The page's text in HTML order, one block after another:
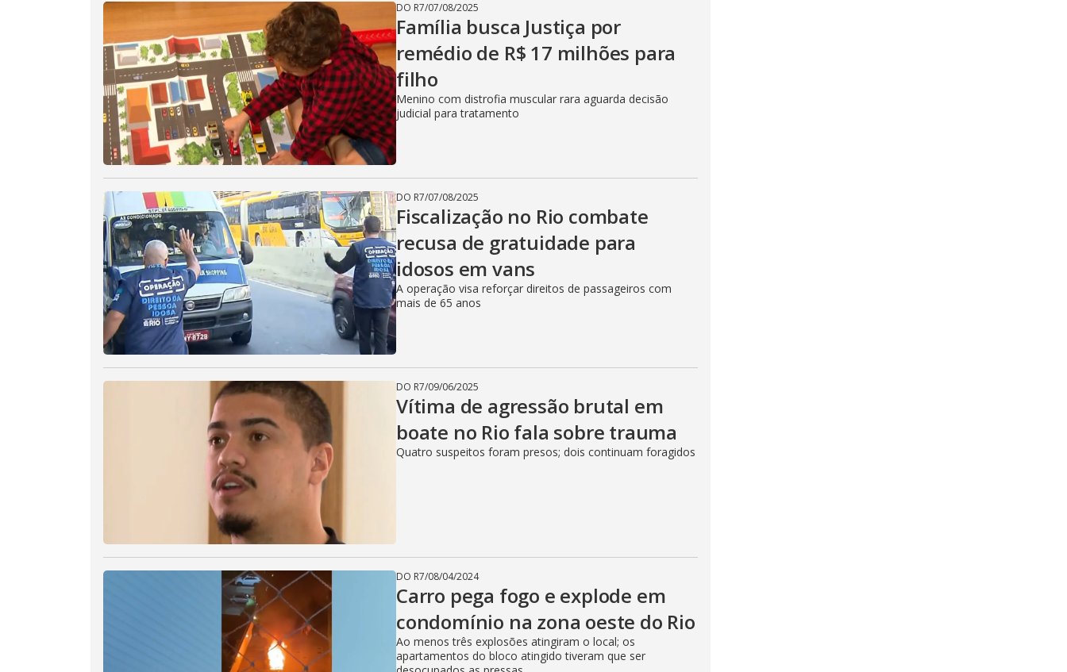
DO R7/07/08/2025
Família busca Justiça por
remédio de R$ 17 milhões para
filho
Menino com distrofia muscular rara aguarda decisão
judicial para tratamento
DO R7/07/08/2025
Fiscalização no Rio combate
recusa de gratuidade para
idosos em vans
A operação visa reforçar direitos de passageiros com
mais de 65 anos
DO R7/09/06/2025
Vítima de agressão brutal em
boate no Rio fala sobre trauma
Quatro suspeitos foram presos; dois continuam foragidos
DO R7/08/04/2024
Carro pega fogo e explode em
condomínio na zona oeste do Rio
Ao menos três explosões atingiram o local; os
apartamentos do bloco atingido tiveram que ser